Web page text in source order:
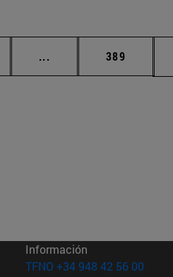
... Páginas intermedias
Página
389
Información
TFNO +34 948 42 56 00